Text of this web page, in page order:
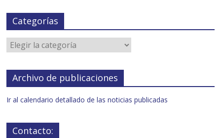
Categorías
Archivo de publicaciones
Ir al calendario detallado de las noticias publicadas
Contacto: